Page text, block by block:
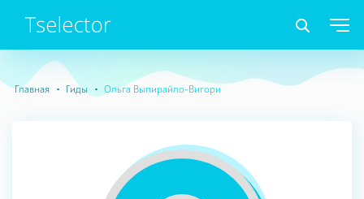
Главная Гиды Ольга Выпирайло-Вигори